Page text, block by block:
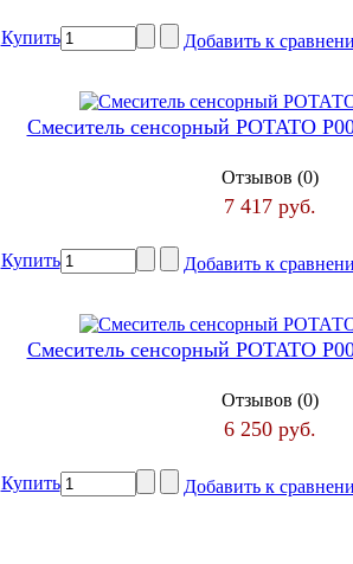
Купить
Добавить к
Смеситель сенсорный РОТАТО
Отзывов (0)
7 417 руб.
Купить
Добавить к
Смеситель сенсорный РОТАТО
Отзывов (0)
6 250 руб.
Купить
Добавить к